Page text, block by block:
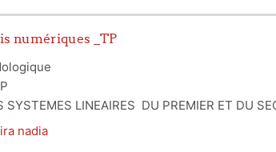
numériques _TP
LINEAIRES DU PREMIER ET DU
SYSTEMES ECHANTILLONNES DU SECOND
nadia